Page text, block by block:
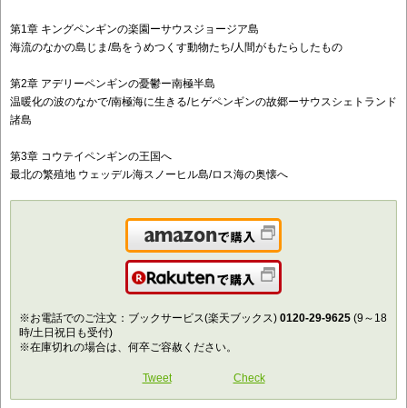
第1章 キングペンギンの楽園ーサウスジョージア島
海流のなかの島じま/島をうめつくす動物たち/人間がもたらしたもの
第2章 アデリーペンギンの憂鬱ー南極半島
温暖化の波のなかで/南極海に生きる/ヒゲペンギンの故郷ーサウスシェトランド
諸島
第3章 コウテイペンギンの王国へ
最北の繁殖地 ウェッデル海スノーヒル島/ロス海の奥懐へ
Amazonで購入
楽天で購入
※お電話でのご注文：ブックサービス(楽天ブックス) 0120-29-9625 (9～18
時/土日祝日も受付)
※在庫切れの場合は、何卒ご容赦ください。
Tweet Check